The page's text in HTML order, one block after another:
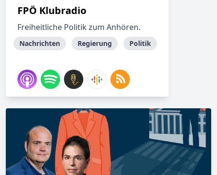
FPÖ Klubradio
Freiheitliche Politik zum Anhören.
Nachrichten Regierung Politik